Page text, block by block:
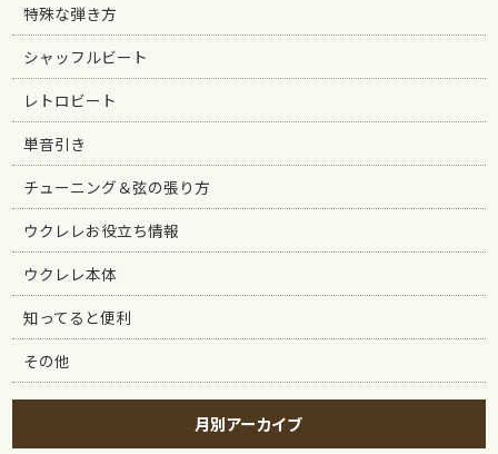
特殊な弾き方
シャッフルビート
レトロビート
単音引き
チューニング＆弦の張り方
ウクレレお役立ち情報
ウクレレ本体
知ってると便利
その他
月別アーカイブ